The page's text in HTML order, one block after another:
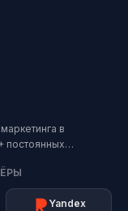
в
постоянных
Yandex